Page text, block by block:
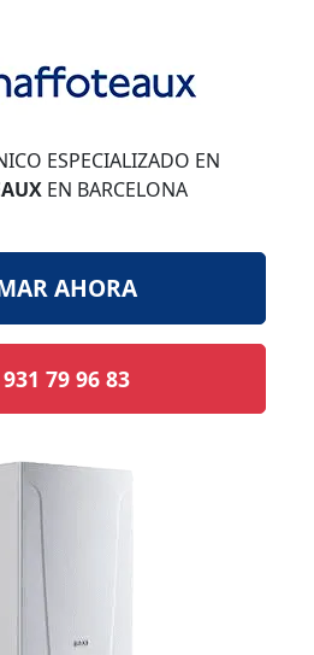
ESPECIALIZADO EN
EN BARCELONA
AHORA
931 79 96 83